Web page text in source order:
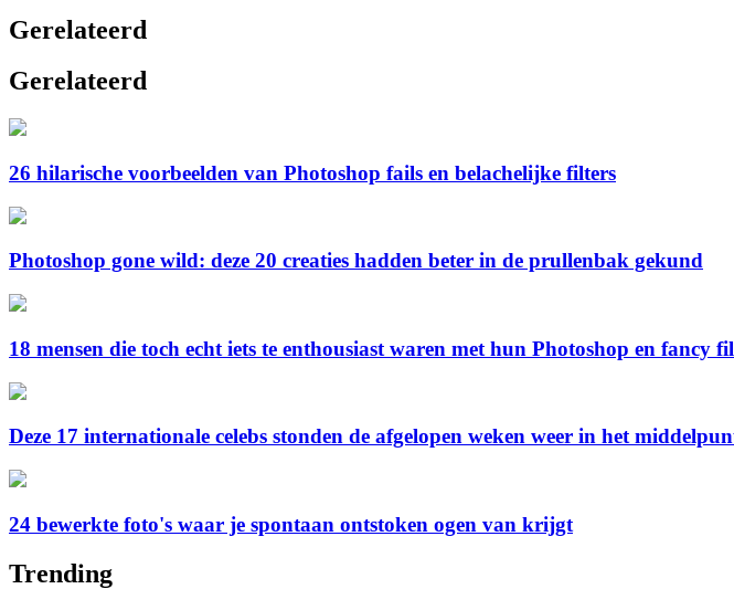
Gerelateerd
Gerelateerd
26 hilarische voorbeelden van Photoshop fails en belachelijke filters
Photoshop gone wild: deze 20 creaties hadden beter in de prullenbak gekund
18 mensen die toch echt iets te enthousiast waren met hun Photoshop en fancy
Deze 17 internationale celebs stonden de afgelopen weken weer in het
24 bewerkte foto's waar je spontaan ontstoken ogen van krijgt
Trending